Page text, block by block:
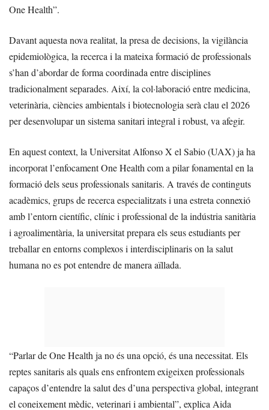
One Health”.
Davant aquesta nova realitat, la presa de decisions, la vigilància
epidemiològica, la recerca i la mateixa formació de professionals
s’han d’abordar de forma coordinada entre disciplines
tradicionalment separades. Així, la col·laboració entre medicina,
veterinària, ciències ambientals i biotecnologia serà clau el 2026
per desenvolupar un sistema sanitari integral i robust, va afegir.
En aquest context, la Universitat Alfonso X el Sabio (UAX) ja ha
incorporat l’enfocament One Health com a pilar fonamental en la
formació dels seus professionals sanitaris. A través de continguts
acadèmics, grups de recerca especialitzats i una estreta connexió
amb l’entorn científic, clínic i professional de la indústria sanitària
i agroalimentària, la universitat prepara els seus estudiants per
treballar en entorns complexos i interdisciplinaris on la salut
humana no es pot entendre de manera aïllada.
“Parlar de One Health ja no és una opció, és una necessitat. Els
reptes sanitaris als quals ens enfrontem exigeixen professionals
capaços d’entendre la salut des d’una perspectiva global, integrant
el coneixement mèdic, veterinari i ambiental”, explica Aida